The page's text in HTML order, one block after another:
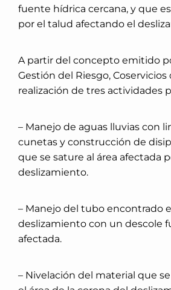
fuente hídrica cercana, y que
por el talud afectando el
A partir del concepto emitido
Gestión del Riesgo,
realización de tres actividades
– Manejo de aguas lluvias con
cunetas y construcción de
que se sature al área afectada
deslizamiento.
– Manejo del tubo encontrado
deslizamiento con un descole
afectada.
– Nivelación del material que